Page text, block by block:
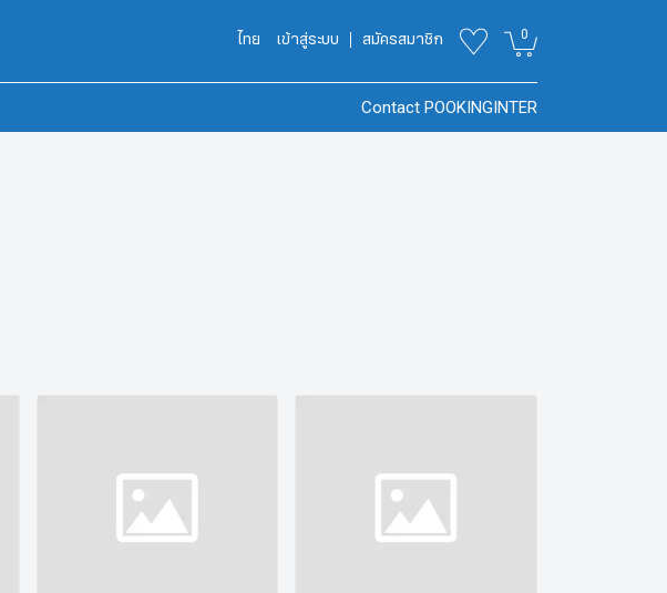
ไทย เข้าสู่ระบบ สมัครสมาชิก 0
Contact POOKINGINTER